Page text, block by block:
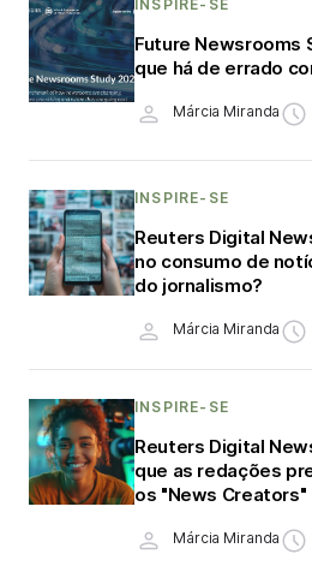
INSPIRE-SE
Future Newsrooms
que há de errado
Márcia Miranda
INSPIRE-SE
Reuters Digital
no consumo de
do jornalismo?
Márcia Miranda
INSPIRE-SE
Reuters Digital
que as redações
os "News Creators"
Márcia Miranda